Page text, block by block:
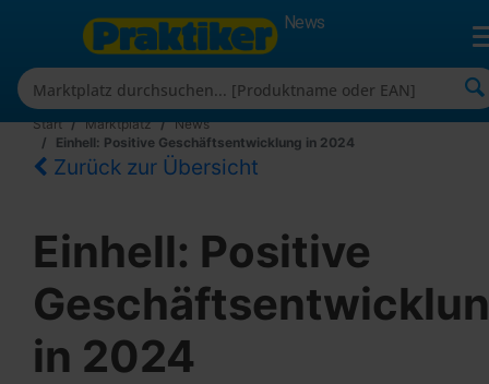
News
Start Marktplatz
News
Einhell: Positive Geschäftsentwicklung in 2024
Zurück zur Übersicht
Einhell: Positive
in 2024